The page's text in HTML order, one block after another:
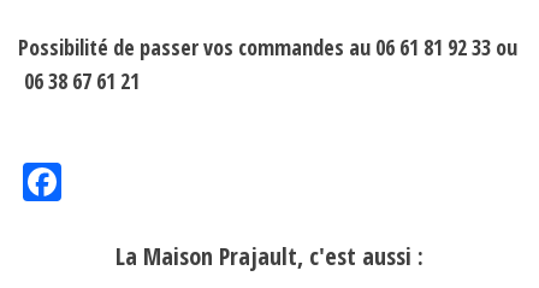
Possibilité de passer vos commandes au 06 61 81 92 33 ou
06 38 67 61 21
La Maison Prajault, c'est aussi :